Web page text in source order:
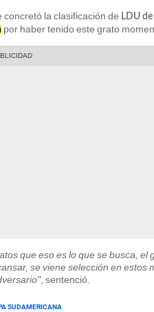
concretó la clasificación de LDU
por haber tenido este grato
que eso es lo que se busca, el
se viene selección en estos
, sentenció.
SUDAMERICANA